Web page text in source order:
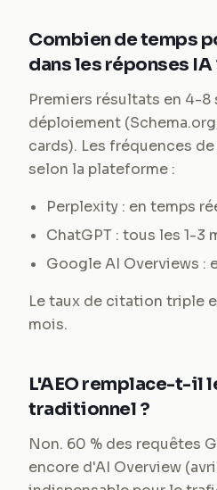
Combien de temps
dans les réponses IA
Premiers résultats en 4-8
déploiement
cards). Les fréquences
selon la plateforme :
Perplexity : en temps
ChatGPT : tous les 1-3
Google AI Overviews :
Le taux de citation triple
mois.
L'AEO remplace-t-il
traditionnel ?
Non. 60 % des requêtes
encore d'AI Overview